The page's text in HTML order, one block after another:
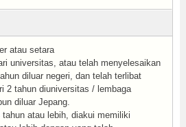
atau setara
universitas, atau telah menyelesaikan
diluar negeri, dan telah terlibat
2 tahun diuniversitas / lembaga
diluar Jepang.
atau lebih, diakui memiliki